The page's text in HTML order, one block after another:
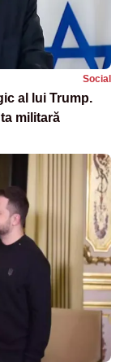
Social
al lui Trump.
militară